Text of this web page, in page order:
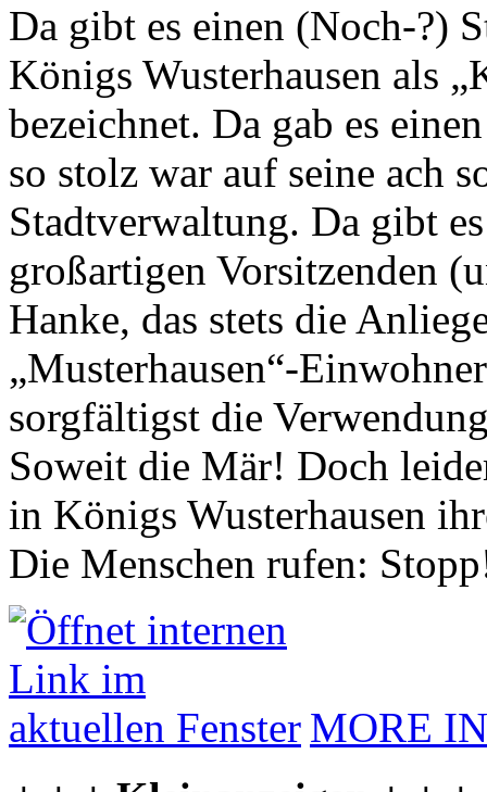
Da gibt es einen (Noch-?)
Königs Wusterhausen als
bezeichnet. Da gab es
so stolz war auf seine ach
Stadtverwaltung. Da gibt
großartigen Vorsitzenden
Hanke, das stets die
„Musterhausen“-
sorgfältigst die
Soweit die Mär! Doch
in Königs Wusterhausen
Die Menschen rufen:
MORE